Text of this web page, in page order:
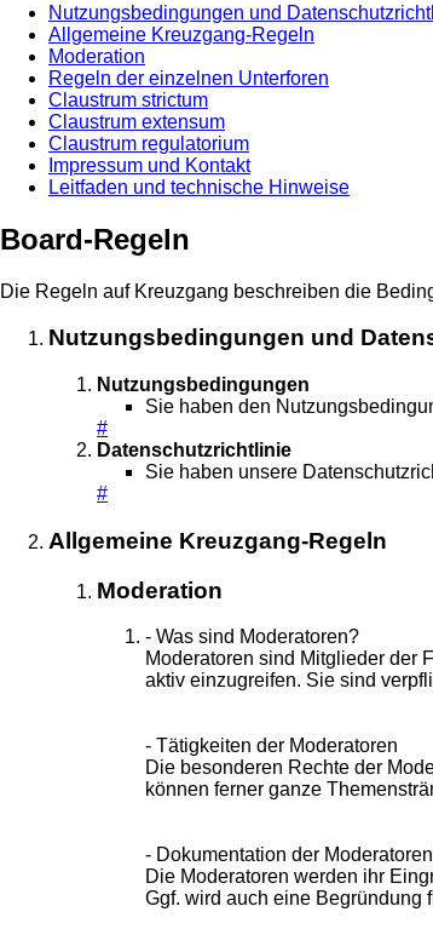
Nutzungsbedingungen und
Allgemeine Kreuzgang-Regeln
Moderation
Regeln der einzelnen Unterforen
Claustrum strictum
Claustrum extensum
Claustrum regulatorium
Impressum und Kontakt
Leitfaden und technische Hinweise
Board-Regeln
Die Regeln auf Kreuzgang beschreiben die
Nutzungsbedingungen und
Nutzungsbedingungen
Sie haben den
#
Datenschutzrichtlinie
Sie haben unsere
#
Allgemeine Kreuzgang-Regeln
Moderation
- Was sind Moderatoren?
Moderatoren sind Mitglieder der
aktiv einzugreifen. Sie sind
- Tätigkeiten der Moderatoren
Die besonderen Rechte der
können ferner ganze
- Dokumentation der
Die Moderatoren werden ihr
Ggf. wird auch eine Begründung